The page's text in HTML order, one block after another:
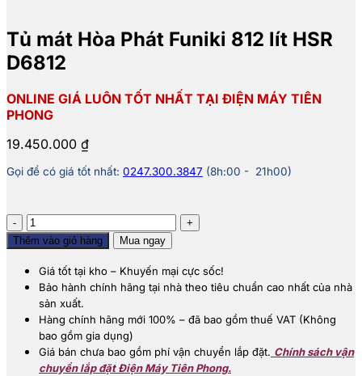
Tủ mát Hòa Phát Funiki 812 lít HSR
D6812
ONLINE GIÁ LUÔN TỐT NHẤT TẠI ĐIỆN MÁY TIÊN
PHONG
19.450.000 ₫
Gọi để có giá tốt nhất: 0247.300.3847 (8h:00 - 21h00)
Tủ
mát
Hòa
Phát
Funiki
812
lít
HSR
D6812
số
Thêm vào giỏ hàng Mua ngay
Giá tốt tại kho – Khuyến mại cực sốc!
Bảo hành chính hãng tại nhà theo tiêu chuẩn cao nhất của nhà
sản xuất.
Hàng chính hãng mới 100% – đã bao gồm thuế VAT (Không
bao gồm gia dụng)
Giá bán chưa bao gồm phí vận chuyển lắp đặt. Chính sách vận
chuyển lắp đặt Điện Máy Tiên Phong.